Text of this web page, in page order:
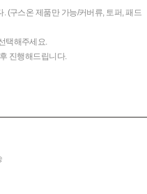
(구스온 제품만 가능/커버류, 토퍼, 패드
택해주세요.
진행해드립니다.